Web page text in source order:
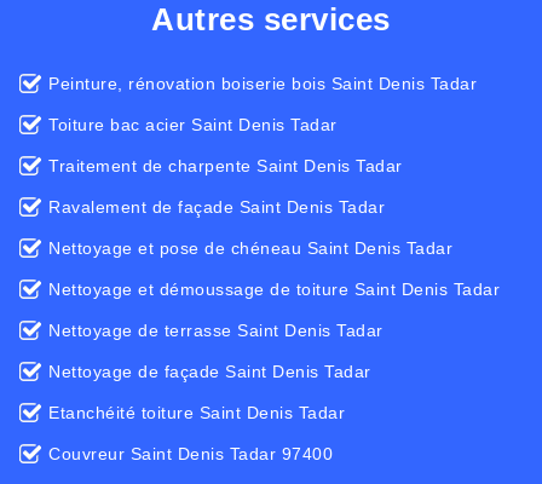
Autres services
Peinture, rénovation boiserie bois Saint Denis Tadar
Toiture bac acier Saint Denis Tadar
Traitement de charpente Saint Denis Tadar
Ravalement de façade Saint Denis Tadar
Nettoyage et pose de chéneau Saint Denis Tadar
Nettoyage et démoussage de toiture Saint Denis Tadar
Nettoyage de terrasse Saint Denis Tadar
Nettoyage de façade Saint Denis Tadar
Etanchéité toiture Saint Denis Tadar
Couvreur Saint Denis Tadar 97400